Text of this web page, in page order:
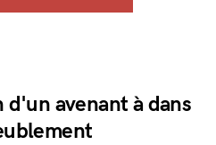
avenant à dans